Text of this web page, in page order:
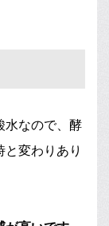
水なので、酵
変わりあり